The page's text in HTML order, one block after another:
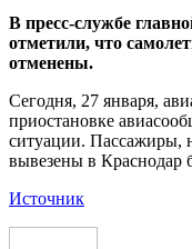
В пресс-службе
отметили, что
отменены.
Сегодня, 27 января,
приостановке
ситуации. Пассажиры,
вывезены в
Источник